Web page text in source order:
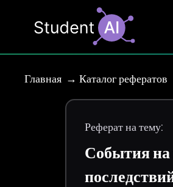
Главная Каталог рефератов
Реферат на тему:
События